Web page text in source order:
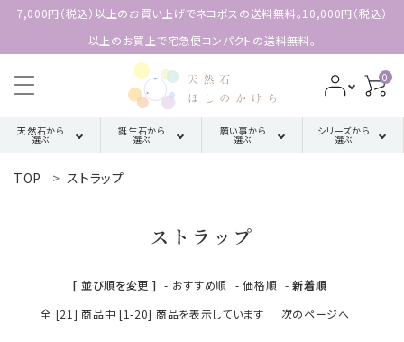
7,000円（税込）以上のお買い上げでネコポスの送料無料。10,000円（税込）
以上のお買上で宅急便コンパクトの送料無料。
0
天然石から
選ぶ
誕生石から
選ぶ
2月誕生石
3月誕生石
願い事から
選ぶ
金運・成功・仕事系
健康・癒し・美容系
シリーズから
選ぶ
四角形の
ログイン person 新規会員登録
TOP ストラップ
ストラップ
[ 並び順を変更 ] - おすすめ順 -価格順 -新着順
全 [21] 商品中 [1-20] 商品を表示しています
次のページへ